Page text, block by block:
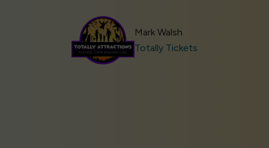
Mark Walsh
Totally Tickets